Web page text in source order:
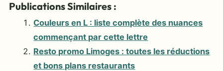
Publications Similaires :
Couleurs en L : liste complète des nuances
commençant par cette lettre
Resto promo Limoges : toutes les réductions
et bons plans restaurants